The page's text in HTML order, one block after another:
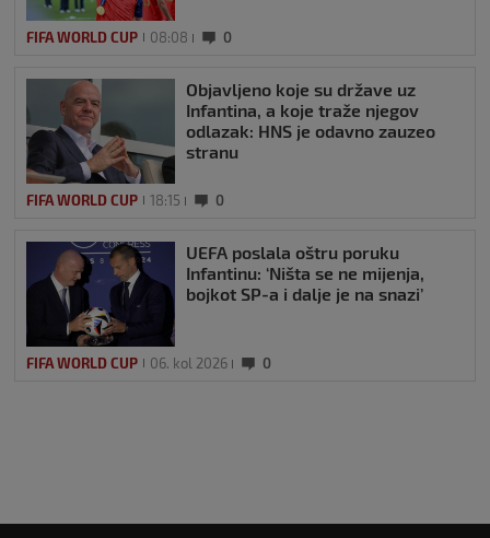
FIFA WORLD CUP 08:08 0
Objavljeno koje su države uz
Infantina, a koje traže njegov
odlazak: HNS je odavno zauzeo
stranu
FIFA WORLD CUP 18:15 0
UEFA poslala oštru poruku
Infantinu: ‘Ništa se ne mijenja,
bojkot SP-a i dalje je na snazi’
FIFA WORLD CUP 06. kol 2026 0